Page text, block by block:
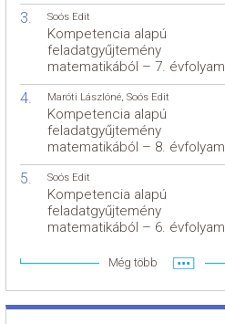
Soós Edit
Kompetencia alapú
feladatgyűjtemény
matematikából – 7. évfolyam
Maróti Lászlóné, Soós Edit
Kompetencia alapú
feladatgyűjtemény
matematikából – 8. évfolyam
Soós Edit
Kompetencia alapú
feladatgyűjtemény
matematikából – 6. évfolyam
Még több